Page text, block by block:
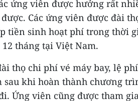
ứng viên được hưởng rất
Các ứng viên được đài
tiền sinh hoạt phí trong thời
tháng tại Việt Nam.
thọ chi phí vé máy bay, lệ
sau khi hoàn thành chương
Ứng viên cũng được tham